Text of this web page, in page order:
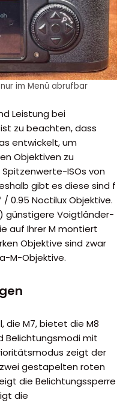
im Menü abrufbar
Leistung bei
zu beachten, dass
entwickelt, um
Objektiven zu
ISOs von
gibt es diese sind f
/ 0.95 Noctilux Objektive.
günstigere Voigtländer-
auf Ihrer M montiert
Objektive sind zwar
M-Objektive.
die M7, bietet die M8
Belichtungsmodi mit
zeigt der
gestapelten roten
die Belichtungssperre
die